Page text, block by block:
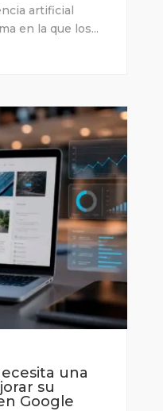
artificial
en la que los...
una
su
Google